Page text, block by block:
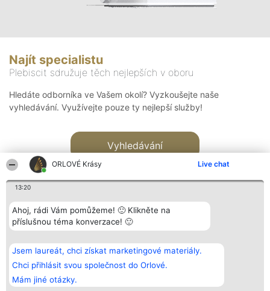
ORLOVÉ Krásy Live chat
13:20
Ahoj, rádi Vám pomůžeme! 🙂 Klikněte na
příslušnou téma konverzace! 🙂
Jsem laureát, chci získat marketingové materiály.
Chci přihlásit svou společnost do Orlové.
Mám jiné otázky.
Najít specialistu
Plebiscit sdružuje těch nejlepších v oboru
Hledáte odborníka ve Vašem okolí? Vyzkoušejte naše
vyhledávání. Využívejte pouze ty nejlepší služby!
Vyhledávání
Bright Side Solutions sp. z o.
o. sp. k.
ul. Ruska 22
Wrocław 50-079
KRS 0000749100 | Regon
381313360 | NIP 8943132676
Vítězové
Seznam všech
laureátů
Zásady
Zásady
Kontakt